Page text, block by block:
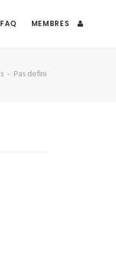
FAQ MEMBRES
Pas defini